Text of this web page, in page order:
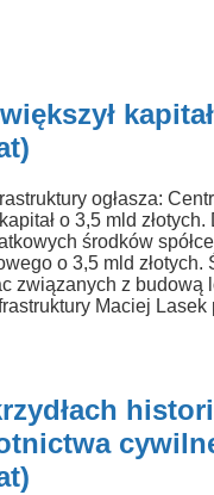
ogłasza:
o 3,5 mld
środków
o 3,5 mld
związanych z budową
Maciej